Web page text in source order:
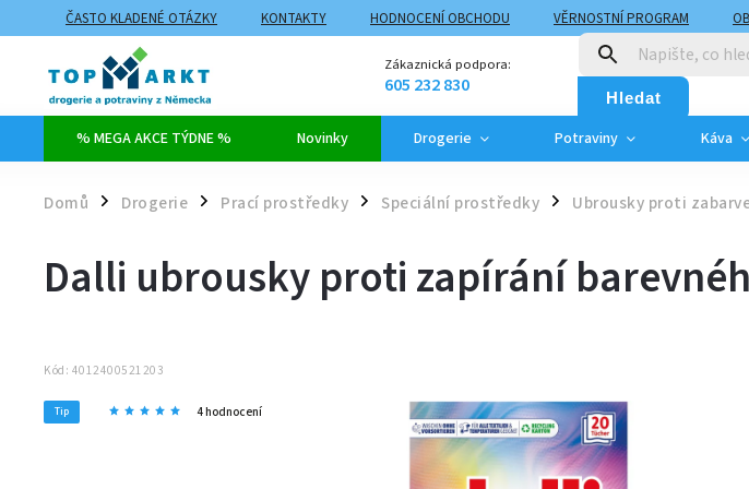
ČASTO KLADENÉ OTÁZKY KONTAKTY HODNOCENÍ OBCHODU VĚRNOSTNÍ PROGRAM
ZPŮSOBY DOPRAVY A PLATBY
MOJE OBJEDNÁVKA
Zákaznická podpora:
605 232 830 Hledat
% MEGA AKCE TÝDNE % Novinky Drogerie Potraviny Káva
Domů / Drogerie / Prací prostředky / Speciální prostředky / Ubrousky proti
Dalli ubrousky proti zapírání
Kód: 4012400521203
Tip 4 hodnocení